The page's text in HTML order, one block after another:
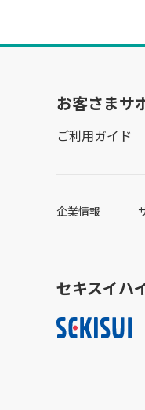
お客さまサ
ご利用ガイド
企業情報
セキスイハ